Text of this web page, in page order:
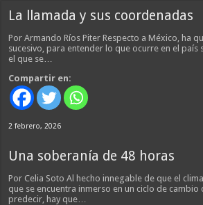
La llamada y sus coordenadas
Por Armando Ríos Piter Respecto a México, ha
sucesivo, para entender lo que ocurre en el país
el que se…
Compartir en:
2 febrero, 2026
Una soberanía de 48 horas
Por Celia Soto Al hecho innegable de que el
que se encuentra inmerso en un ciclo de
predecir, hay que…